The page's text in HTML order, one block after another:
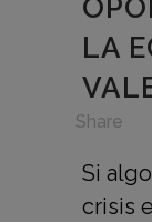
LA
Share
Si
crisis